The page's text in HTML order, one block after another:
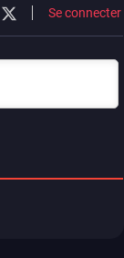
Se connecter